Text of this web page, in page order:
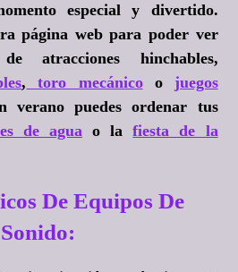
especial y divertido.
página web para poder ver
atracciones hinchables,
, toro mecánicoo juegos
verano puedes ordenar tus
de aguao lafiesta de la
De Equipos De
Sonido: